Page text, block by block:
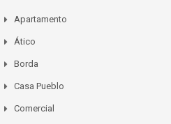
Apartamento
Ático
Borda
Casa Pueblo
Comercial